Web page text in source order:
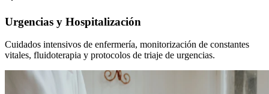
Urgencias y Hospitalización
Cuidados intensivos de enfermería, monitorización de constantes
vitales, fluidoterapia y protocolos de triaje de urgencias.